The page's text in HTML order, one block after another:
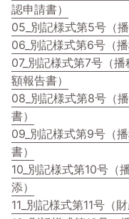
認申請書）
05_別記様式第5号（
06_別記様式第6号（
07_別記様式第7号（
額報告書）
08_別記様式第8号（
書）
09_別記様式第9号（
書）
10_別記様式第10号（
添）
11_別記様式第11号（